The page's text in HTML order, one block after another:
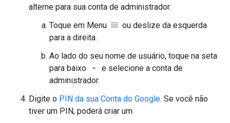
alterne para sua conta de administrador:
Toque em Menu
ou deslize da esquerda
para a direita.
Ao lado do seu nome de usuário, toque na seta
para baixo
e selecione a conta de
administrador.
Digite o PIN da sua Conta do Google. Se você não
tiver um PIN, poderá criar um.